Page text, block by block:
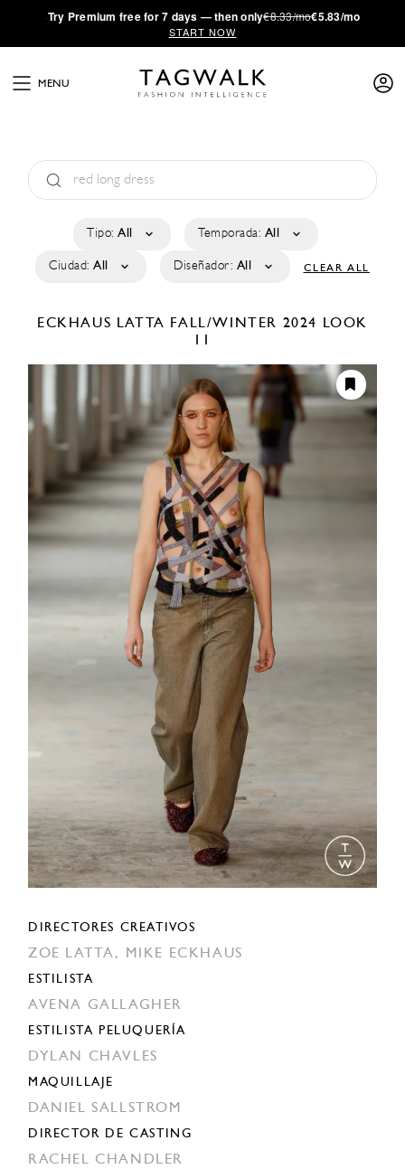
·Try Premium free for 7 days — then only€8.33/mo€5.83/mo
START NOW
MENU
Tipo: All Temporada: All
Ciudad: All Diseñador: All CLEAR ALL
ECKHAUS LATTA FALL/WINTER 2024
LOOK
DIRECTORES CREATIVOS
ZOE LATTA, MIKE ECKHAUS
ESTILISTA
AVENA GALLAGHER
ESTILISTA PELUQUERÍA
DYLAN CHAVLES
MAQUILLAJE
DANIEL SALLSTROM
DIRECTOR DE CASTING
RACHEL CHANDLER